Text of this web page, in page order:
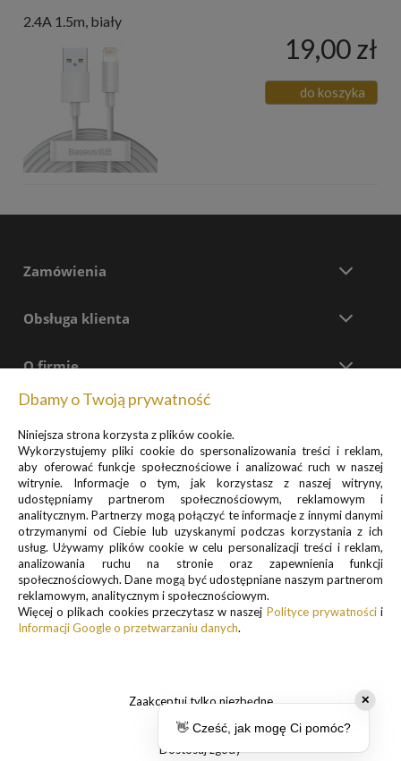
2.4A 1.5m, biały
19,00 zł
do koszyka
Zamówienia
Obsługa klienta
O firmie
Kontakt
+48 699 577 774
pon - pt: 8:00 - 17:30
Formularz kontaktowy
sklep@pancernik.eu
Lotnicza 35A
63-400 Ostrów Wielkopolski
✕
👋 Cześć, jak mogę Ci pomóc?
Dbamy o Twoją prywatność
Niniejsza strona korzysta z plików cookie.
Wykorzystujemy pliki cookie do spersonalizowania treści i reklam,
aby oferować funkcje społecznościowe i analizować ruch w naszej
witrynie. Informacje o tym, jak korzystasz z naszej witryny,
udostępniamy partnerom społecznościowym, reklamowym i
analitycznym. Partnerzy mogą połączyć te informacje z innymi danymi
otrzymanymi od Ciebie lub uzyskanymi podczas korzystania z ich
usług. Używamy plików cookie w celu personalizacji treści i reklam,
analizowania ruchu na stronie oraz zapewnienia funkcji
społecznościowych. Dane mogą być udostępniane naszym partnerom
reklamowym, analitycznym i społecznościowym.
Więcej o plikach cookies przeczytasz w naszej Polityce prywatnościi
Informacji Google o przetwarzaniu danych.
Zaakceptuj tylko niezbędne
Dostosuj zgody